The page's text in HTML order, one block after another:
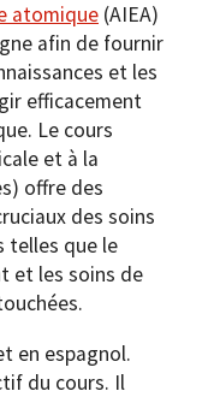
atomique (AIEA)
afin de fournir
et les
efficacement
Le cours
et à la
offre des
des soins
telles que le
et les soins de
en espagnol.
du cours. Il